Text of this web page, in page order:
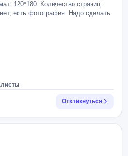
120*180. Количество страниц:
есть фотография. Надо сделать
Откликнуться